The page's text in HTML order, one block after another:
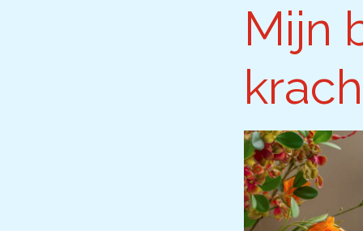
Podcasts: serie open gesprekken
Mijn